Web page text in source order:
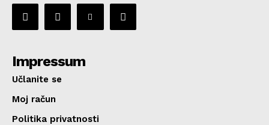
Impressum
Učlanite se
Moj račun
Politika privatnosti